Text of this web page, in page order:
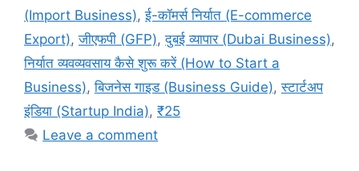
(Import Business),ई-कॉमर्स निर्यात (E-commerce
Export),जीएफपी (GFP),दुबई व्यापार (Dubai Business),
निर्यात व्यवव्यवसाय कैसे शुरू करें (How to Start a
Business),बिजनेस गाइड (Business Guide),स्टार्टअप
इंडिया (Startup India), ₹25
Leave a comment